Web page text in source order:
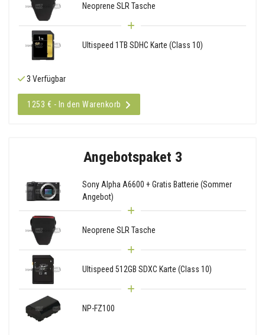
Neoprene SLR Tasche
Ultispeed 1TB SDHC Karte (Class 10)
3 Verfügbar
1253 € - In den Warenkorb
Angebotspaket 3
Sony Alpha A6600 + Gratis Batterie (Sommer
Angebot)
Neoprene SLR Tasche
Ultispeed 512GB SDXC Karte (Class 10)
NP-FZ100